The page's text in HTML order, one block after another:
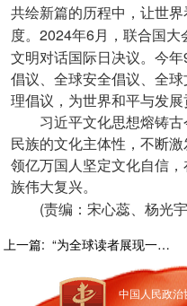
共绘新篇的历程中，让世
度。 2024年6月，联合国大
文明对话国际日决议。今年
倡议、全球安全倡议、全
理倡议，为世界和平与发展
习近平文化思想熔铸
民族的文化主体性，不断
领亿万国人坚定文化自信
族伟大复兴。
(责编：宋心蕊、杨光宇
上一篇: “为全球读者展现一个立体丰富的中国”（第一现场）
中国人民政治